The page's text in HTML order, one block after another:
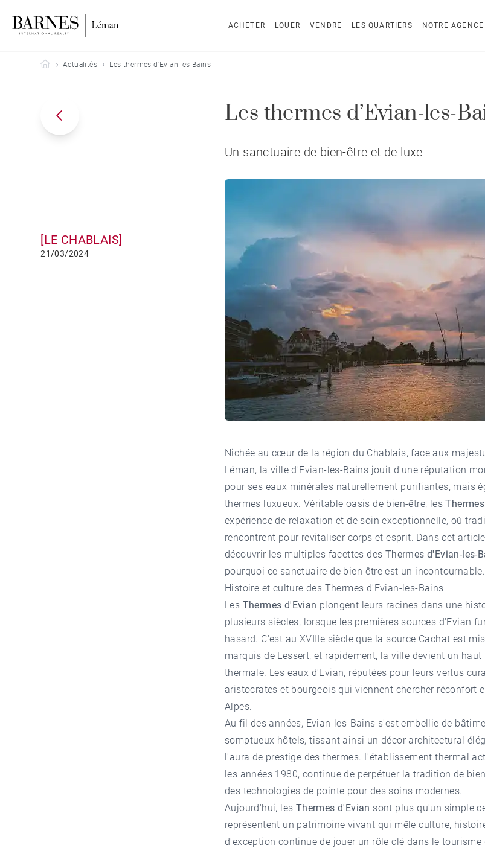
ACHETER LOUER VENDRE LES QUARTIERS NOTRE AGENCE
Barnes Leman
Actualités Les thermes d’Evian-les-Bains
[LE CHABLAIS]
21/03/2024
Les thermes d’Evian-les-
Un sanctuaire de bien-être et de luxe
Nichée au cœur de la région du Chablais, face aux
Léman, la ville d'Evian-les-Bains jouit d'une réputation
pour ses eaux minérales naturellement purifiantes, mais
thermes luxueux. Véritable oasis de bien-être, les
expérience de relaxation et de soin exceptionnelle, où
rencontrent pour revitaliser corps et esprit. Dans cet
découvrir les multiples facettes des Thermes d'Evian-les-
pourquoi ce sanctuaire de bien-être est un incontournable.
Histoire et culture des Thermes d'Evian-les-Bains
Les Thermes d'Evian plongent leurs racines dans une
plusieurs siècles, lorsque les premières sources d'Evian
hasard. C'est au XVIIIe siècle que la source Cachat est
marquis de Lessert, et rapidement, la ville devient un
thermale. Les eaux d'Evian, réputées pour leurs vertus
aristocrates et bourgeois qui viennent chercher réconfort
Alpes.
Au fil des années, Evian-les-Bains s'est embellie de
somptueux hôtels, tissant ainsi un décor architectural
l'aura de prestige des thermes. L'établissement thermal
les années 1980, continue de perpétuer la tradition de
des technologies de pointe pour des soins modernes.
Aujourd'hui, les Thermes d'Evian sont plus qu'un simple
représentent un patrimoine vivant qui mêle culture,
d'exception continue de jouer un rôle clé dans le